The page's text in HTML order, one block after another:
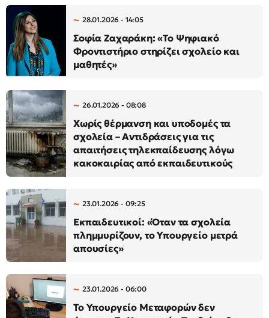
28.01.2026 - 14:05
Σοφία Ζαχαράκη: «Το Ψηφιακό
Φροντιστήριο στηρίζει σχολείο και
μαθητές»
26.01.2026 - 08:08
Χωρίς θέρμανση και υποδομές τα
σχολεία – Αντιδράσεις για τις
απαιτήσεις τηλεκπαίδευσης λόγω
κακοκαιρίας από εκπαιδευτικούς
23.01.2026 - 09:25
Εκπαιδευτικοί: «Όταν τα σχολεία
πλημμυρίζουν, το Υπουργείο μετρά
απουσίες»
23.01.2026 - 06:00
Το Υπουργείο Μεταφορών δεν